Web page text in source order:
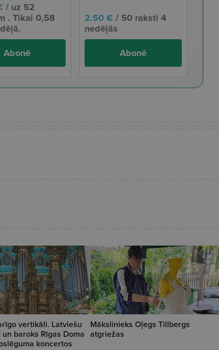
/ uz 52
. Tikai 0,58
Abonē
2.50 € / 50 raksti 4
nedēļās
Abonē
vertikāli. Latviešu
baroks Rīgas Doma
koncertos
Mākslinieks Oļegs Tillbergs
atgriežas